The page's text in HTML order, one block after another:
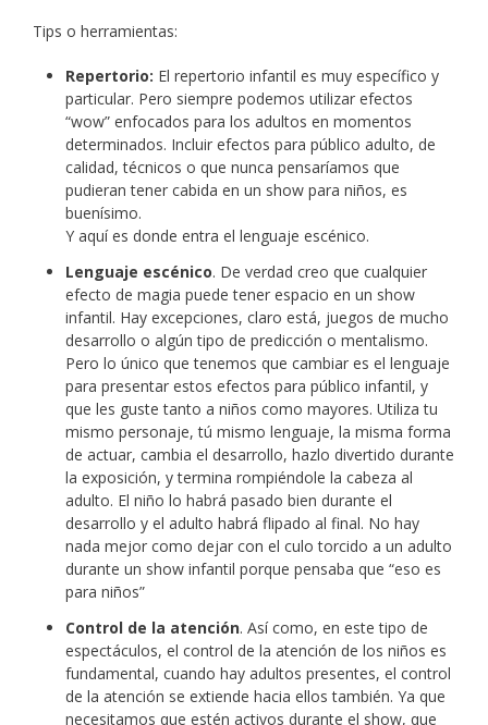
Tips o herramientas:
Repertorio: El repertorio infantil es muy específico y
particular. Pero siempre podemos utilizar efectos
“wow” enfocados para los adultos en momentos
determinados. Incluir efectos para público adulto, de
calidad, técnicos o que nunca pensaríamos que
pudieran tener cabida en un show para niños, es
buenísimo.
Y aquí es donde entra el lenguaje escénico.
Lenguaje escénico. De verdad creo que cualquier
efecto de magia puede tener espacio en un show
infantil. Hay excepciones, claro está, juegos de mucho
desarrollo o algún tipo de predicción o mentalismo.
Pero lo único que tenemos que cambiar es el lenguaje
para presentar estos efectos para público infantil, y
que les guste tanto a niños como mayores. Utiliza tu
mismo personaje, tú mismo lenguaje, la misma forma
de actuar, cambia el desarrollo, hazlo divertido durante
la exposición, y termina rompiéndole la cabeza al
adulto. El niño lo habrá pasado bien durante el
desarrollo y el adulto habrá flipado al final. No hay
nada mejor como dejar con el culo torcido a un adulto
durante un show infantil porque pensaba que “eso es
para niños”
Control de la atención. Así como, en este tipo de
espectáculos, el control de la atención de los niños es
fundamental, cuando hay adultos presentes, el control
de la atención se extiende hacia ellos también. Ya que
necesitamos que estén activos durante el show, que